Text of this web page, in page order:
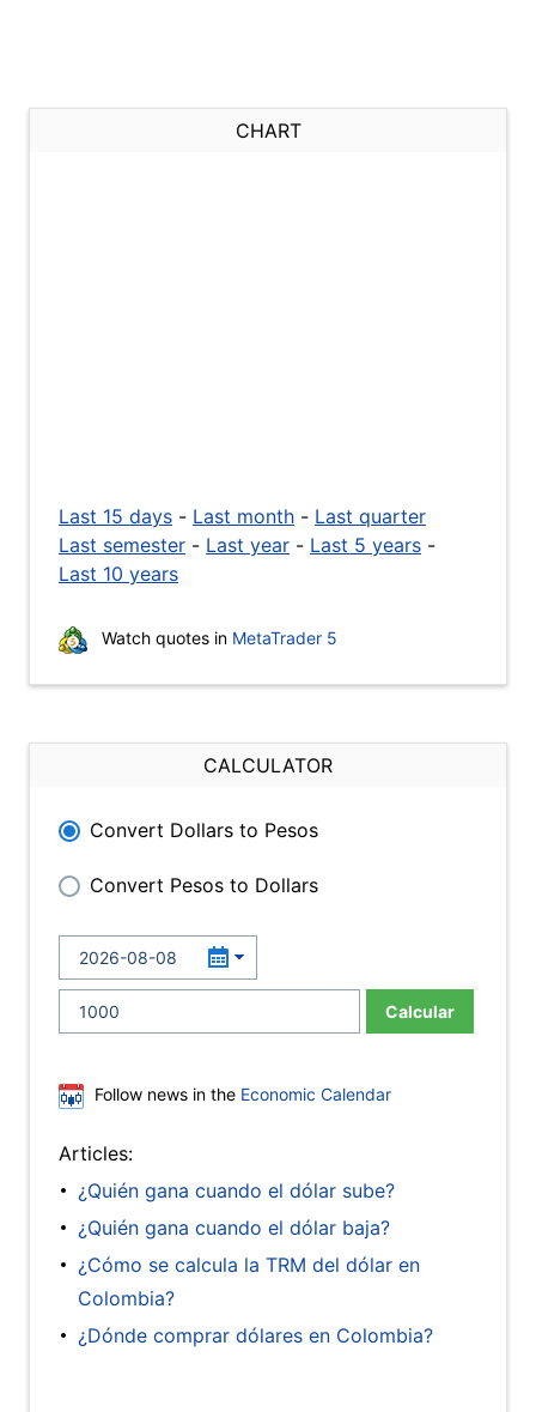
CHART
Last 15 days - Last month - Last quarter
Last semester - Last year - Last 5 years -
Last 10 years
Watch quotes in MetaTrader 5
CALCULATOR
Convert Dollars to Pesos
Convert Pesos to Dollars
Calcular
Follow news in the Economic Calendar
Articles:
¿Quién gana cuando el dólar sube?
¿Quién gana cuando el dólar baja?
¿Cómo se calcula la TRM del dólar en
Colombia?
¿Dónde comprar dólares en Colombia?